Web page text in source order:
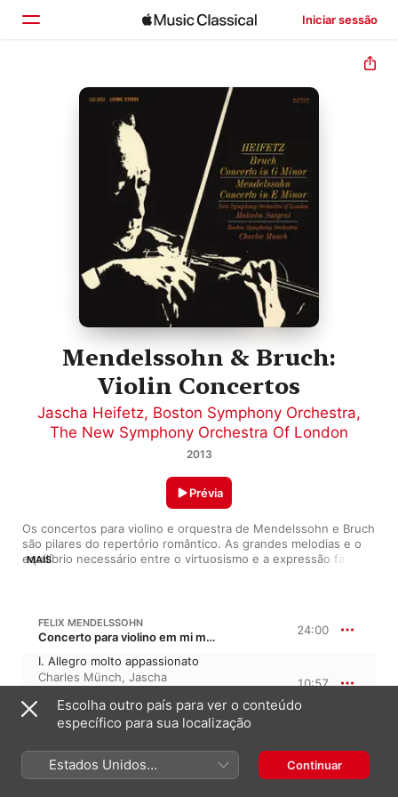
Iniciar sessão
Início
Mendelssohn & Bruch:
Violin Concertos
Jascha Heifetz, Boston Symphony Orchestra,
The New Symphony Orchestra Of London
2013
Os concertos para violino e orquestra de Mendelssohn e Bruch
são pilares do repertório romântico. As grandes melodias e o
equilíbrio necessário entre o virtuosismo e a expressão fazem
esta, difíceis de serem superadas.
MAIS
Prévia
FELIX MENDELSSOHN
Concerto para violino em mi menor, Op. 64 24:00
I. Allegro molto appassionato
Charles Münch, Jascha
Orchestra
10:57
II. Andante
Heifetz,Boston Symphony
Orchestra
III. Allegro non troppo -
Escolha outro país para ver o conteúdo
específico para sua localização
Estados Unidos
(Português Brasil)
Continuar